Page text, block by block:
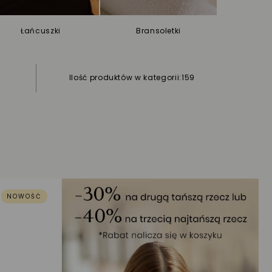
Łańcuszki Bransoletki
Ilość produktów w kategorii:159
NOWOŚĆ